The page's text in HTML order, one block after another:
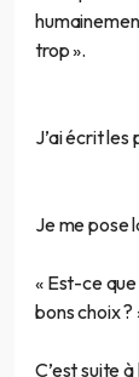
trop ».
J’ai écrit les
Je me pose
« Est-ce
bons choix ?
C’est suite